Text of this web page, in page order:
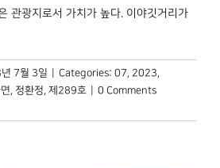
관광지로서 가치가 높다. 이야깃거리가
7월 3일 Categories: 07, 2023,
, 정환정, 제289호
0 Comments